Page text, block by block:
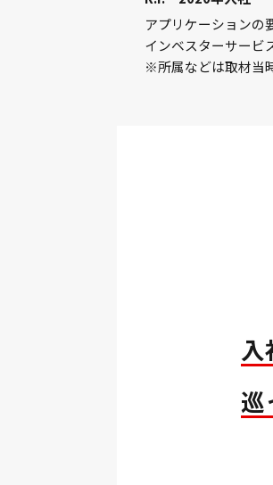
アプリケーションの
インベスターサービ
※所属などは取材当
入
巡